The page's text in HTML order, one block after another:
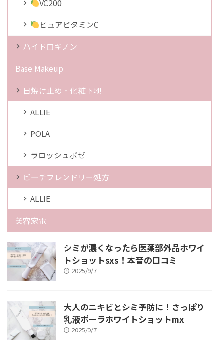
VC200
ピュアビタミンC
ハイドロキノン
Base Makeup
日焼け止め・化粧下地
ALLIE
POLA
ラロッシュポゼ
ビーチフレンドリー処方
ALLIE
美容家電
シミが濃くなったら医薬部外品ホワイ
トショットsxs！本音の口コミ
2025/9/7
大人のニキビとシミ予防に！さっぱり
乳液ポーラホワイトショットmx
2025/9/7